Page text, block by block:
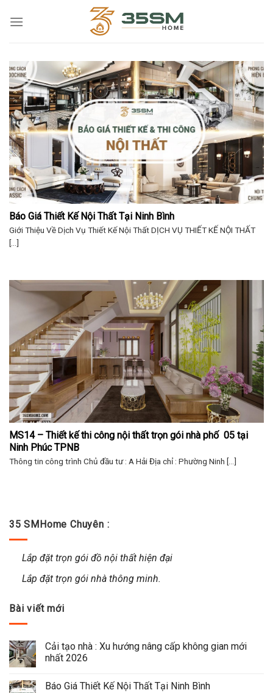
Báo Giá Thiết Kế Nội Thất Tại Ninh Bình
Giới Thiệu Về Dịch Vụ Thiết Kế Nội Thất DỊCH VỤ THIẾT KẾ NỘI THẤT
[...]
MS14 – Thiết kế thi công nội thất trọn gói nhà phố  05 tại
Ninh Phúc TPNB
Thông tin công trình Chủ đầu tư : A Hải Địa chỉ : Phường Ninh [...]
35 SMHome Chuyên :
Lắp đặt trọn gói đồ nội thất hiện đại
Lắp đặt trọn gói nhà thông minh.
Bài viết mới
Cải tạo nhà : Xu hướng nâng cấp không gian mới
nhất 2026
Báo Giá Thiết Kế Nội Thất Tại Ninh Bình